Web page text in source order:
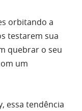
orbitando a
testarem sua
quebrar o seu
um
essa tendência